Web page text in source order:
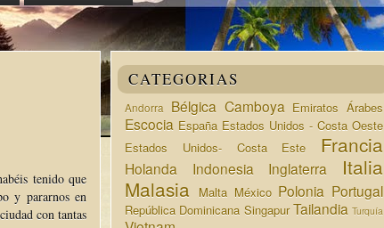
tenido que
y pararnos en
con tantas
CATEGORIAS
Andorra Bélgica Camboya Emiratos Árabes
Escocia España Estados Unidos - Costa Oeste
Estados Unidos- Costa Este
Francia
Holanda Indonesia Inglaterra
Italia
Malasia
Malta México Polonia Portugal
República Dominicana Singapur Tailandia Turquía